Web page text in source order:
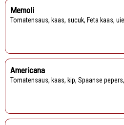
Memoli
Tomatensaus, kaas, sucuk, Feta kaas,
Americana
Tomatensaus, kaas, kip, Spaanse